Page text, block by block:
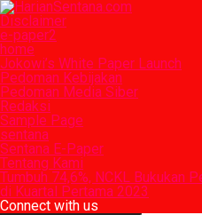
Disclaimer
e-paper2
home
Jokowi’s White Paper Launch
Pedoman Kebijakan
Pedoman Media Siber
Redaksi
Sample Page
sentana
Sentana E-Paper
Tentang Kami
Tumbuh 74,6%, NCKL Bukukan
di Kuartal Pertama 2023
Connect with us